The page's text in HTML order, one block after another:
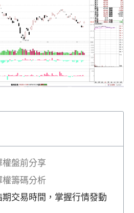
權盤前分享
權籌碼分析
期交易時間，掌握行情發動